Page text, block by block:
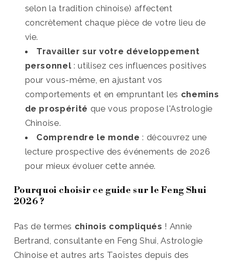
selon la tradition chinoise) affectent
concrètement chaque pièce de votre lieu de
vie.
Travailler sur votre développement
personnel: utilisez ces influences positives
pour vous-même, en ajustant vos
comportements et en empruntant les chemins
de prospérité que vous propose l'Astrologie
Chinoise.
Comprendre le monde : découvrez une
lecture prospective des événements de 2026
pour mieux évoluer cette année.
Pourquoi choisir ce guide sur le Feng Shui
2026 ?
Pas de termes chinois compliqués ! Annie
Bertrand, consultante en Feng Shui, Astrologie
Chinoise et autres arts Taoïstes depuis des